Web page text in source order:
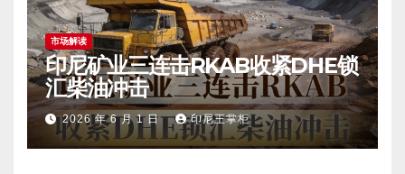
市场解读
印尼矿业三连击RKAB收紧DHE锁
汇柴油冲击
2026 年 6 月 1 日 印尼王掌柜